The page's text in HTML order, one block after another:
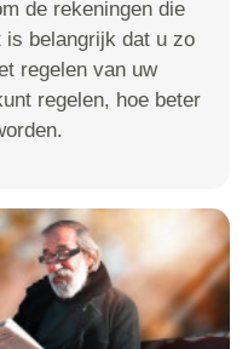
de rekeningen die
is belangrijk dat u zo
regelen van uw
regelen, hoe beter